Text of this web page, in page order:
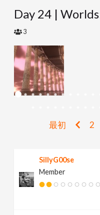
l
N
g
Day 24 |
3
最初 2
SillyG00se
Member